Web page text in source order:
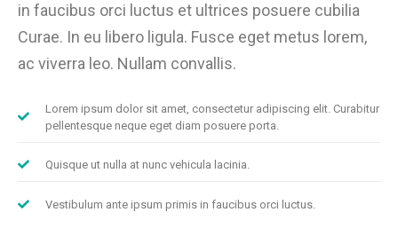
in faucibus orci luctus et ultrices posuere cubilia
Curae. In eu libero ligula. Fusce eget metus lorem,
ac viverra leo. Nullam convallis.
Lorem ipsum dolor sit amet, consectetur adipiscing elit. Curabitur
pellentesque neque eget diam posuere porta.
Quisque ut nulla at nunc vehicula lacinia.
Vestibulum ante ipsum primis in faucibus orci luctus.